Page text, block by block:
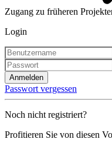
Zugang zu früheren
Login
Anmelden
Passwort vergessen
Noch nicht registriert?
Profitieren Sie von diesen